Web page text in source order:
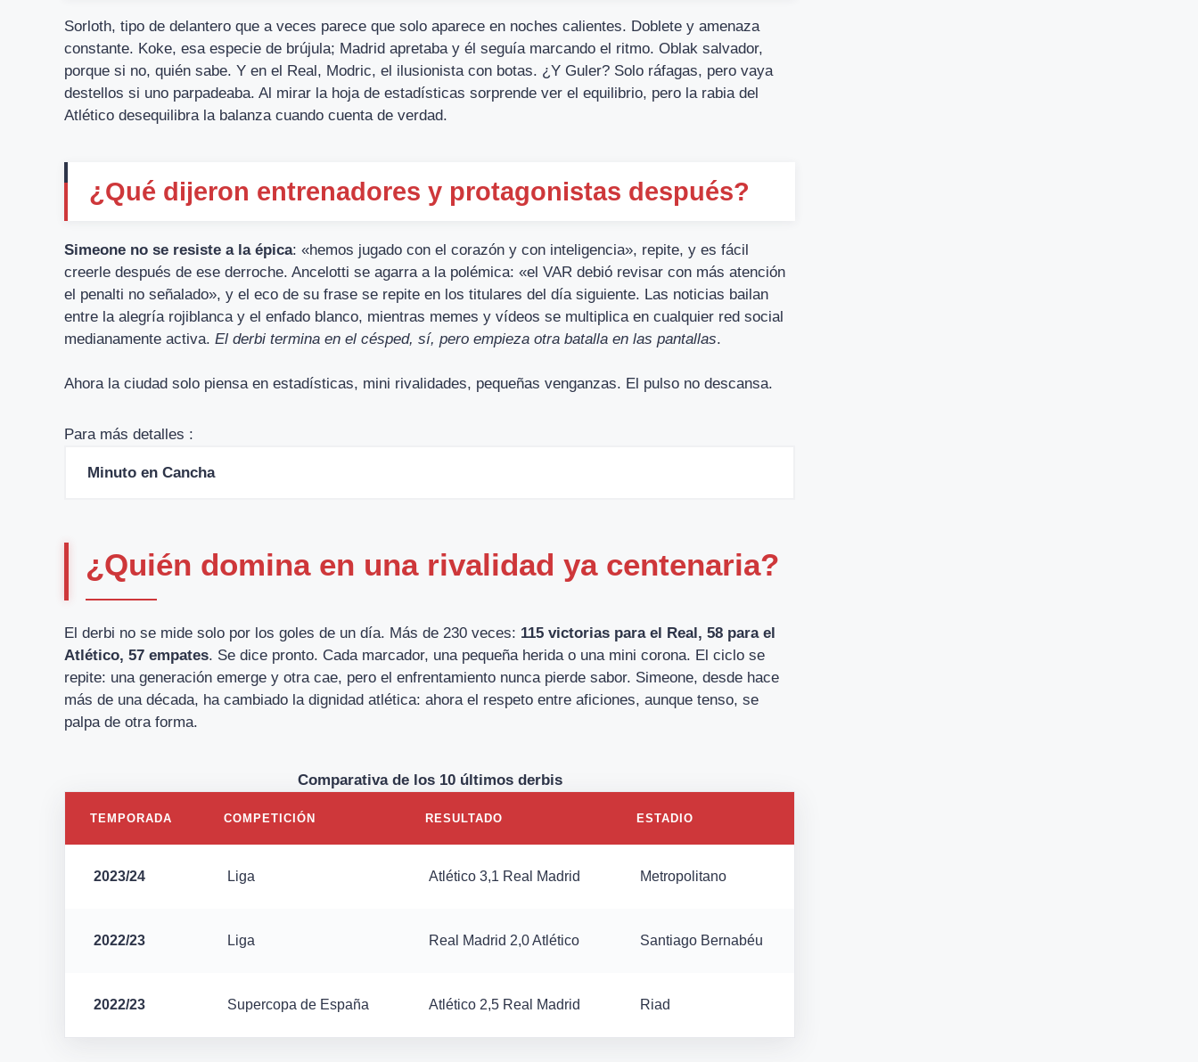
Sorloth, tipo de delantero que a veces parece que solo aparece en noches calientes. Doblete y amenaza
constante. Koke, esa especie de brújula; Madrid apretaba y él seguía marcando el ritmo. Oblak salvador,
porque si no, quién sabe. Y en el Real, Modric, el ilusionista con botas. ¿Y Guler? Solo ráfagas, pero vaya
destellos si uno parpadeaba. Al mirar la hoja de estadísticas sorprende ver el equilibrio, pero la rabia del
Atlético desequilibra la balanza cuando cuenta de verdad.
¿Qué dijeron entrenadores y protagonistas después?
Simeone no se resiste a la épica: «hemos jugado con el corazón y con inteligencia», repite, y es fácil
creerle después de ese derroche. Ancelotti se agarra a la polémica: «el VAR debió revisar con más atención
el penalti no señalado», y el eco de su frase se repite en los titulares del día siguiente. Las noticias bailan
entre la alegría rojiblanca y el enfado blanco, mientras memes y vídeos se multiplica en cualquier red social
medianamente activa. El derbi termina en el césped, sí, pero empieza otra batalla en las pantallas.
Ahora la ciudad solo piensa en estadísticas, mini rivalidades, pequeñas venganzas. El pulso no descansa.
Para más detalles :
Minuto en Cancha
¿Quién domina en una rivalidad ya centenaria?
El derbi no se mide solo por los goles de un día. Más de 230 veces: 115 victorias para el Real, 58 para el
Atlético, 57 empates. Se dice pronto. Cada marcador, una pequeña herida o una mini corona. El ciclo se
repite: una generación emerge y otra cae, pero el enfrentamiento nunca pierde sabor. Simeone, desde hace
más de una década, ha cambiado la dignidad atlética: ahora el respeto entre aficiones, aunque tenso, se
palpa de otra forma.
Comparativa de los 10 últimos derbis
TEMPORADA COMPETICIÓN RESULTADO ESTADIO
2023/24 Liga Atlético 3,1 Real Madrid Metropolitano
2022/23 Liga Real Madrid 2,0 Atlético Santiago Bernabéu
2022/23 Supercopa de España Atlético 2,5 Real Madrid Riad